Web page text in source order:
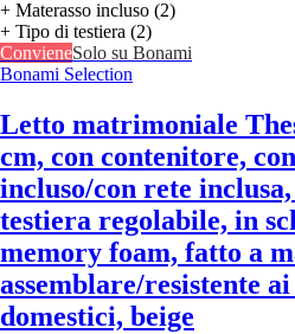
+ Materasso incluso (2)
+ Tipo di testiera (2)
ConvieneSolo su Bonami
Bonami Selection
Letto matrimoniale
cm, con contenitore,
incluso/con rete
testiera regolabile, in
memory foam, fatto a
assemblare/resistente
domestici, beige